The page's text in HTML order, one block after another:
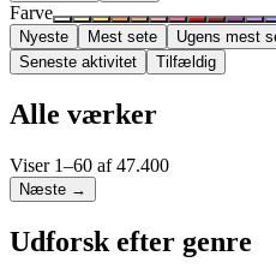
Farve
Nyeste Mest sete Ugens mest
Seneste aktivitet
Tilfældig
Alle værker
Viser 1–60 af47.400
Næste →
Udforsk efter genre